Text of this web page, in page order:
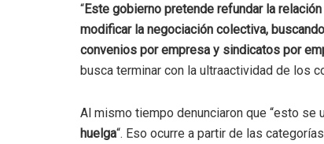
“Este gobierno pretende refundar la
modificar la negociación colectiva,
convenios por empresa y sindicatos por
busca terminar con la ultraactividad de los
Al mismo tiempo denunciaron que “esto se
huelga“. Eso ocurre a partir de las